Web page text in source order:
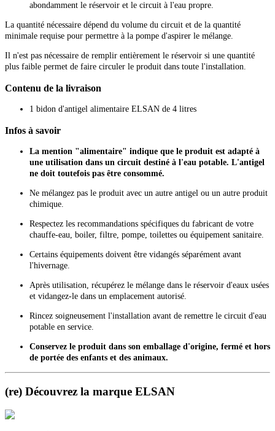
abondamment le réservoir et le circuit à l'eau propre.
La quantité nécessaire dépend du volume du circuit et de la quantité
minimale requise pour permettre à la pompe d'aspirer le mélange.
Il n'est pas nécessaire de remplir entièrement le réservoir si une quantité
plus faible permet de faire circuler le produit dans toute l'installation.
Contenu de la livraison
1 bidon d'antigel alimentaire ELSAN de 4 litres
Infos à savoir
La mention "alimentaire" indique que le produit est adapté à
une utilisation dans un circuit destiné à l'eau potable. L'antigel
ne doit toutefois pas être consommé.
Ne mélangez pas le produit avec un autre antigel ou un autre produit
chimique.
Respectez les recommandations spécifiques du fabricant de votre
chauffe-eau, boiler, filtre, pompe, toilettes ou équipement sanitaire.
Certains équipements doivent être vidangés séparément avant
l'hivernage.
Après utilisation, récupérez le mélange dans le réservoir d'eaux usées
et vidangez-le dans un emplacement autorisé.
Rincez soigneusement l'installation avant de remettre le circuit d'eau
potable en service.
Conservez le produit dans son emballage d'origine, fermé et hors
de portée des enfants et des animaux.
(re) Découvrez la marque ELSAN